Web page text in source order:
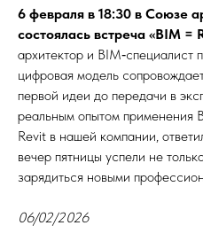
6 февраля в 18:30 в Союзе
состоялась встреча «BIM =
архитектор и BIM‑специалист
цифровая модель
первой идеи до передачи в
реальным опытом применения
Revit в нашей компании,
вечер пятницы успели не
зарядиться новыми
06/02/2026